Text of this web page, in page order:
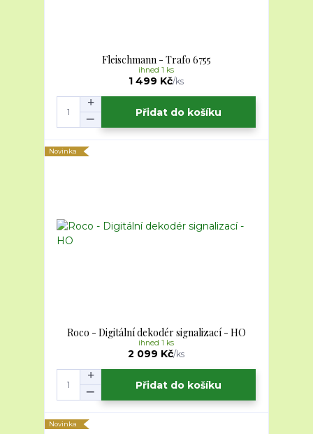
Fleischmann - Trafo 6755
1 499 Kč/ks
ihned 1 ks
Přidat do košíku
Novinka
Roco - Digitální dekodér signalizací - HO
2 099 Kč/ks
ihned 1 ks
Přidat do košíku
Novinka